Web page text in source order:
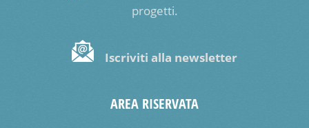
progetti.
Iscriviti alla newsletter
AREA RISERVATA